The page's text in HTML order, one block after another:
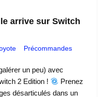
arrive sur Switch
Précommandes
un peu) avec
2 Edition !
Prenez
désarticulés dans un